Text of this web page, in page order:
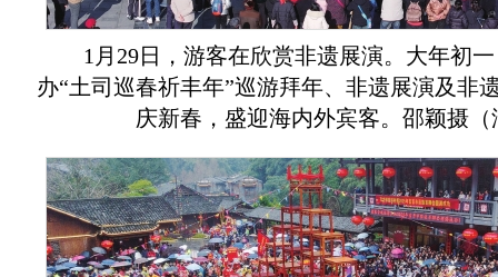
1月29日，游客在欣赏非遗展演。大年初
办“土司巡春祈丰年”巡游拜年、非遗展演及非
庆新春，盛迎海内外宾客。邵颖摄